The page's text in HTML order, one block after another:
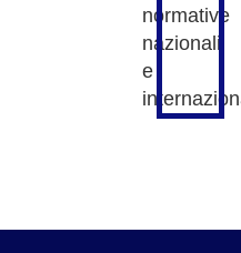
normative
nazionali
e